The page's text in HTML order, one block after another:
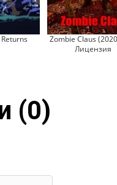
Zombie Claus
Лицензия
(0)